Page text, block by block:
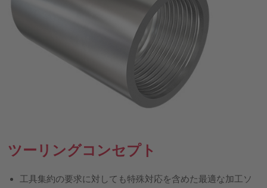
ツーリングコンセプト
工具集約の要求に対しても特殊対応を含めた最適な加工ソ